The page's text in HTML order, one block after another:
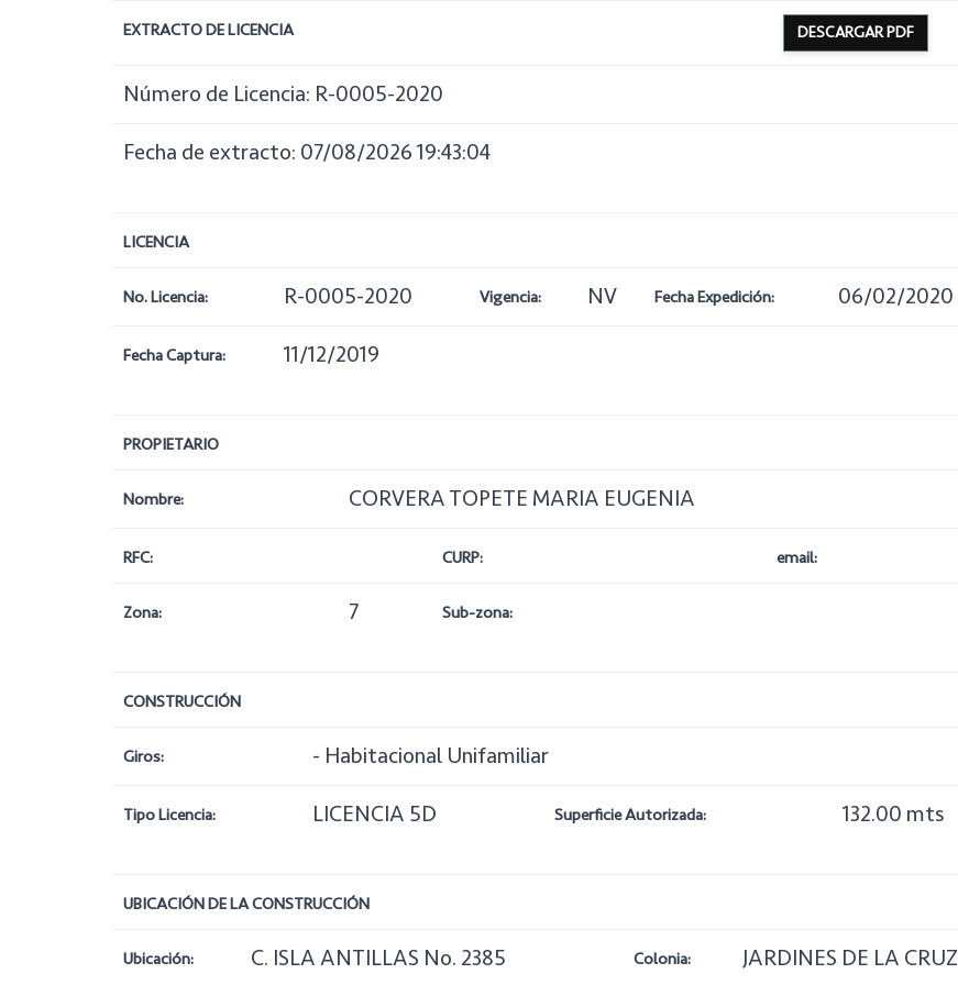
EXTRACTO DE LICENCIA DESCARGAR PDF
Número de Licencia: R-0005-2020
Fecha de extracto: 07/08/2026 19:43:04
LICENCIA
No. Licencia: R-0005-2020 Vigencia: NV Fecha Expedición: 06/02/2020
Fecha Captura: 11/12/2019
PROPIETARIO
Nombre: CORVERA TOPETE MARIA EUGENIA
RFC: CURP: email:
Zona: 7 Sub-zona:
CONSTRUCCIÓN
Giros: - Habitacional Unifamiliar
Tipo Licencia: LICENCIA 5D Superficie Autorizada: 132.00 mts
UBICACIÓN DE LA CONSTRUCCIÓN
Ubicación: C. ISLA ANTILLAS No. 2385 Colonia: JARDINES DE LA CRUZ